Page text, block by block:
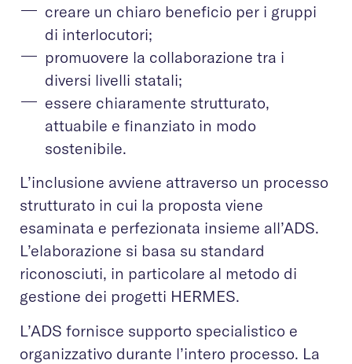
creare un chiaro beneficio per i gruppi
di interlocutori;
promuovere la collaborazione tra i
diversi livelli statali;
essere chiaramente strutturato,
attuabile e finanziato in modo
sostenibile.
L’inclusione avviene attraverso un processo
strutturato in cui la proposta viene
esaminata e perfezionata insieme all’ADS.
L’elaborazione si basa su standard
riconosciuti, in particolare al metodo di
gestione dei progetti HERMES.
L’ADS fornisce supporto specialistico e
organizzativo durante l’intero processo. La